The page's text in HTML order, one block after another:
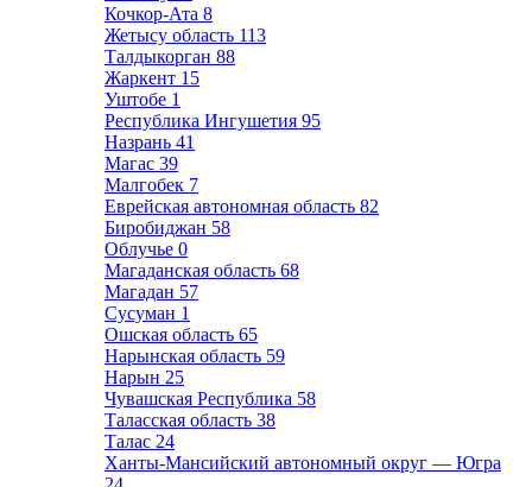
Кочкор-Ата 8
Жетысу область 113
Талдыкорган 88
Жаркент 15
Уштобе 1
Республика Ингушетия 95
Назрань 41
Магас 39
Малгобек 7
Еврейская автономная область 82
Биробиджан 58
Облучье 0
Магаданская область 68
Магадан 57
Сусуман 1
Ошская область 65
Нарынская область 59
Нарын 25
Чувашская Республика 58
Таласская область 38
Талас 24
Ханты-Мансийский автономный округ — Югра